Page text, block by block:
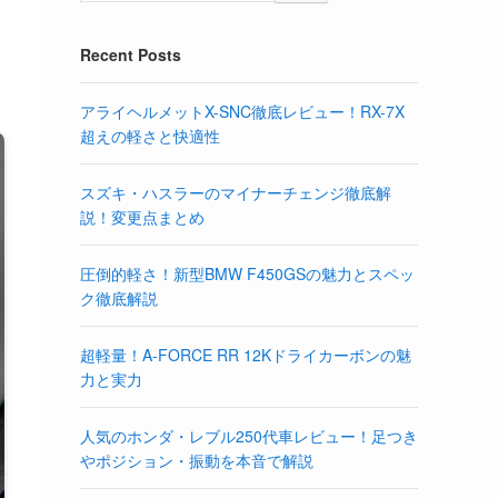
Recent Posts
アライヘルメットX-SNC徹底レビュー！RX-7X
超えの軽さと快適性
スズキ・ハスラーのマイナーチェンジ徹底解
説！変更点まとめ
圧倒的軽さ！新型BMW F450GSの魅力とスペッ
ク徹底解説
超軽量！A-FORCE RR 12Kドライカーボンの魅
力と実力
人気のホンダ・レブル250代車レビュー！足つき
やポジション・振動を本音で解説